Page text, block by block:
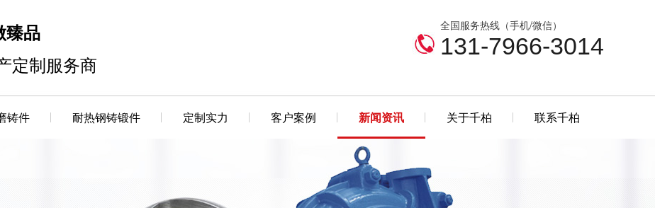
臻品
定制服务商
全国服务热线（手机/微信）
131-7966-3014
铸件 耐热钢铸锻件 定制实力 客户案例 新闻资讯 关于千柏 联系千柏